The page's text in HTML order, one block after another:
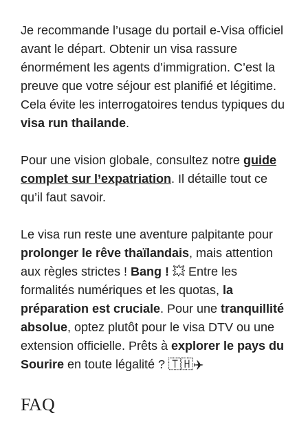
Je recommande l’usage du portail e-Visa officiel
avant le départ. Obtenir un visa rassure
énormément les agents d’immigration. C’est la
preuve que votre séjour est planifié et légitime.
Cela évite les interrogatoires tendus typiques du
visa run thailande.
Pour une vision globale, consultez notre guide
complet sur l’expatriation. Il détaille tout ce
qu’il faut savoir.
Le visa run reste une aventure palpitante pour
prolonger le rêve thaïlandais, mais attention
aux règles strictes ! Bang ! 💥 Entre les
formalités numériques et les quotas, la
préparation est cruciale. Pour une tranquillité
absolue, optez plutôt pour le visa DTV ou une
extension officielle. Prêts à explorer le pays du
Sourire en toute légalité ? 🇹🇭✈️
FAQ